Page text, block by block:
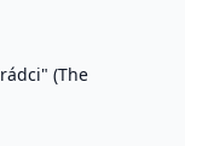
(The